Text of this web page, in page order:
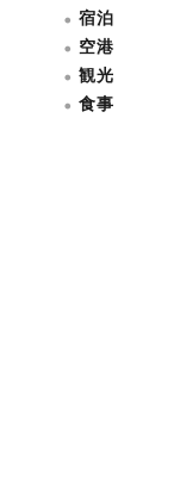
宿泊
空港
観光
食事